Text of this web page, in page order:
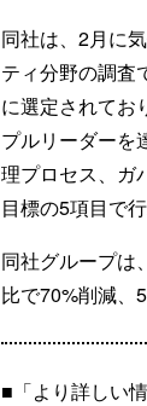
同社は、2月に
ティ分野の調査
に選定されてお
プルリーダーを
理プロセス、ガ
目標の5項目で行
同社グループは
比で70%削減、
■「より詳しい